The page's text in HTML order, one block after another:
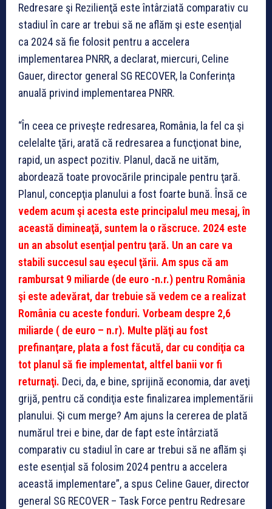
Redresare şi Rezilienţă este întârziată comparativ cu
stadiul în care ar trebui să ne aflăm şi este esenţial
ca 2024 să fie folosit pentru a accelera
implementarea PNRR, a declarat, miercuri, Celine
Gauer, director general SG RECOVER, la Conferinţa
anuală privind implementarea PNRR.
“În ceea ce priveşte redresarea, România, la fel ca şi
celelalte ţări, arată că redresarea a funcţionat bine,
rapid, un aspect pozitiv. Planul, dacă ne uităm,
abordează toate provocările principale pentru ţară.
Planul, concepţia planului a fost foarte bună. Însă ce
vedem acum şi acesta este principalul meu mesaj, în
această dimineaţă, suntem la o răscruce. 2024 este
un an absolut esenţial pentru ţară. Un an care va
stabili succesul sau eşecul ţării. Am spus că am
rambursat 9 miliarde (de euro -n.r.) pentru România
şi este adevărat, dar trebuie să vedem ce a realizat
România cu aceste fonduri. Vorbeam despre 2,6
miliarde ( de euro – n.r). Multe plăţi au fost
prefinanţare, plata a fost făcută, dar cu condiţia ca
tot planul să fie implementat, altfel banii vor fi
returnaţi. Deci, da, e bine, sprijină economia, dar aveţi
grijă, pentru că condiţia este finalizarea implementării
planului. Şi cum merge? Am ajuns la cererea de plată
numărul trei e bine, dar de fapt este întârziată
comparativ cu stadiul în care ar trebui să ne aflăm şi
este esenţial să folosim 2024 pentru a accelera
această implementare”, a spus Celine Gauer, director
general SG RECOVER – Task Force pentru Redresare